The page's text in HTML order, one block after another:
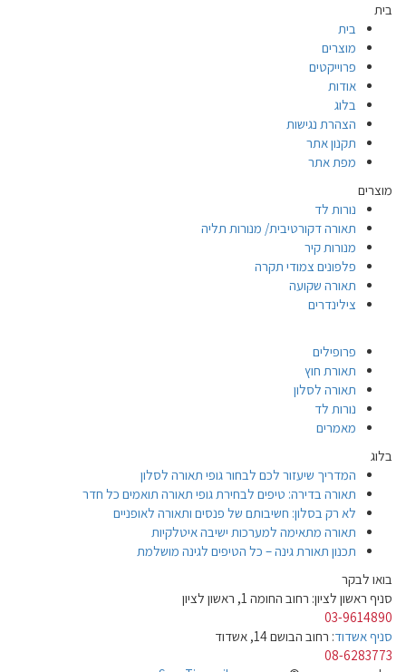
בית
בית
מוצרים
פרוייקטים
אודות
בלוג
הצהרת נגישות
תקנון אתר
מפת אתר
מוצרים
נורות לד
תאורה דקורטיבית/ מנורות תליה
מנורות קיר
פלפונים צמודי תקרה
תאורה שקועה
צילינדרים
פרופילים
תאורת חוץ
תאורה לסלון
נורות לד
מאמרים
בלוג
המדריך שיעזור לכם לבחור גופי תאורה לסלון
תאורה בדירה: טיפים לבחירת גופי תאורה תואמים כל חדר
לא רק בסלון: חשיבותם של פנסים ותאורה לאופניים
תאורה מתאימה למערכות ישיבה איטלקיות
תכנון תאורת גינה – כל הטיפים לגינה מושלמת
בואו לבקר
סניף ראשון לציון: רחוב החומה 1, ראשון לציון
03-9614890
סניף אשדוד: רחוב הבושם 14, אשדוד
08-6283773